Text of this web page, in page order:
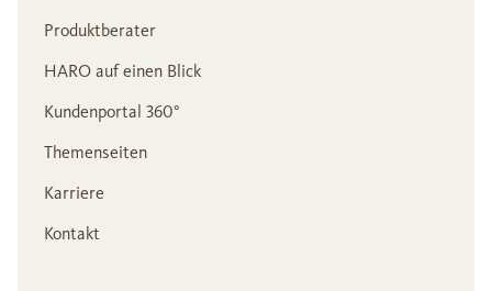
Produktberater
HARO auf einen Blick
Kundenportal 360°
Themenseiten
Karriere
Kontakt